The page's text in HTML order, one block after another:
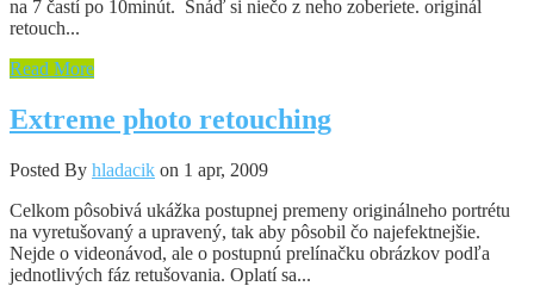
na 7 častí po 10minút. Snáď si niečo z neho zoberiete. originál
retouch...
Read More
Extreme photo retouching
Posted By hladacik on 1 apr, 2009
Celkom pôsobivá ukážka postupnej premeny originálneho portrétu
na vyretušovaný a upravený, tak aby pôsobil čo najefektnejšie.
Nejde o videonávod, ale o postupnú prelínačku obrázkov podľa
jednotlivých fáz retušovania. Oplatí sa...